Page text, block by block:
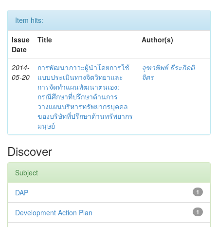
Item hits:
Issue
Date
Title Author(s)
2014-
05-20
การพัฒนาภาวะผู้นำโดยการใช้
แบบประเมินทางจิตวิทยาและ
การจัดทำแผนพัฒนาตนเอง:
กรณีศึกษาที่ปรึกษาด้านการ
วางแผนบริหารทรัพยากรบุคคล
ของบริษัทที่ปรึกษาด้านทรัพยากร
มนุษย์
จุฑาพิพย์ ธีระกิตติ
จิตร
Discover
Subject
1
DAP
1
Development Action Plan